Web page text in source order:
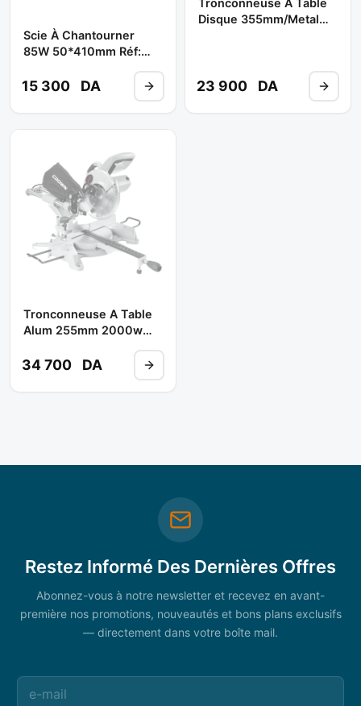
Scie À Chantourner
85W 50*410mm Réf:
15 300 DA
Tronconneuse A Table
Disque 355mm/metal
23 900 DA
Tronconneuse A Table
Alum 255mm 2000w
34 700 DA
Restez Informé Des Dernières Offres
Abonnez-vous à notre newsletter et recevez en avant-
première nos promotions, nouveautés et bons plans exclusifs
— directement dans votre boîte mail.